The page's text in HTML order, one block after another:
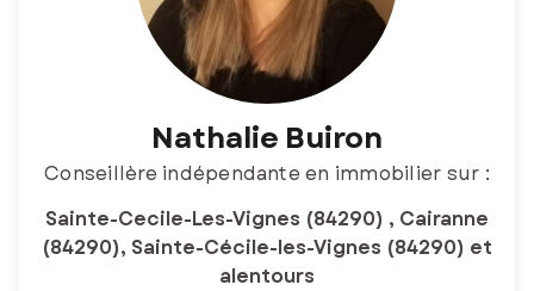
Nathalie Buiron
Conseillère indépendante en immobilier sur :
Sainte-Cecile-Les-Vignes (84290) , Cairanne
(84290), Sainte-Cécile-les-Vignes (84290) et
alentours